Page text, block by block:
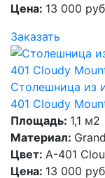
Цена: 13 000
Заказать
Столешница из
401 Cloudy
Площадь: 1,1 м2
Материал:
Цвет: A-401
Цена: 13 000